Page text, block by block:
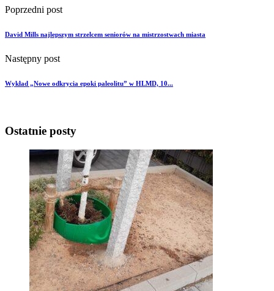
Poprzedni post
David Mills najlepszym strzelcem seniorów na mistrzostwach miasta
Następny post
Wykład „Nowe odkrycia epoki paleolitu” w HLMD, 10...
Ostatnie posty